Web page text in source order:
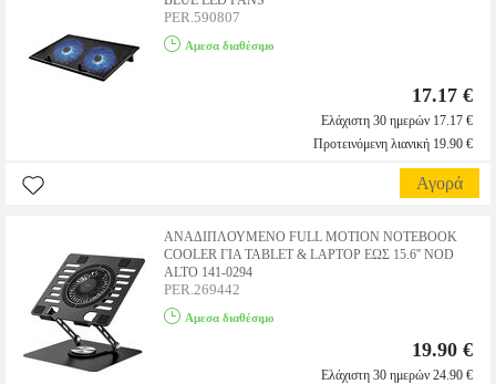
PER.590807
Αμεσα διαθέσιμο
17.17 €
Ελάχιστη 30 ημερών 17.17 €
Προτεινόμενη λιανική 19.90 €
Αγορά
ΑΝΑΔΙΠΛΟΥΜΕΝΟ FULL MOTION NOTEBOOK
COOLER ΓΙΑ TABLET & LAPTOP ΕΩΣ 15.6'' NOD
ALTO 141-0294
PER.269442
Αμεσα διαθέσιμο
19.90 €
Ελάχιστη 30 ημερών 24.90 €